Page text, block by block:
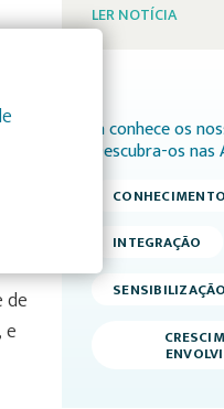
de
LER NOTÍCIA
Já conhece os
Descubra-os
CONHECIMENTO
INTEGRAÇÃO
SENSIBILIZAÇÃO